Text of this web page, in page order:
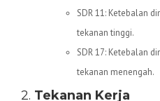
SDR 11: Ketebalan
tekanan tinggi.
SDR 17: Ketebalan
tekanan menengah.
2. Tekanan Kerja